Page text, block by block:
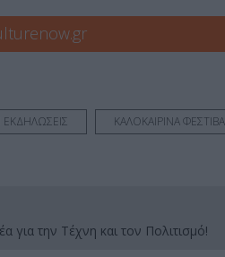
ΚΑΛΟΚΑΙΡΙΝΑ
για την Τέχνη και τον Πολιτισμό!